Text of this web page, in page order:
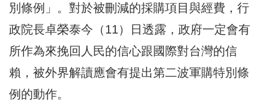
別條例」。對於被刪減的採購項目與經費，行
政院長卓榮泰今（11）日透露，政府一定會有
所作為來挽回人民的信心跟國際對台灣的信
賴，被外界解讀應會有提出第二波軍購特別條
例的動作。